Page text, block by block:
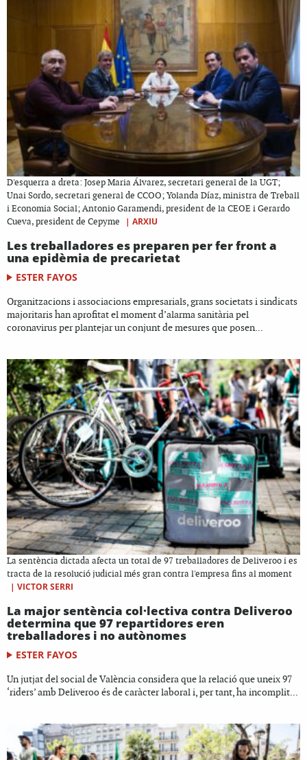
D'esquerra a dreta: Josep Maria Álvarez, secretari general de la UGT;
Unai Sordo, secretari general de CCOO; Yolanda Díaz, ministra de Treball
i Economia Social; Antonio Garamendi, president de la CEOE i Gerardo
Cueva, president de Cepyme
| ARXIU
Les treballadores es preparen per fer front a
una epidèmia de precarietat
ESTER FAYOS
Organitzacions i associacions empresarials, grans societats i sindicats
majoritaris han aprofitat el moment d’alarma sanitària pel
coronavirus per plantejar un conjunt de mesures que posen...
La sentència dictada afecta un total de 97 treballadores de Deliveroo i es
tracta de la resolució judicial més gran contra l'empresa fins al moment
| VICTOR SERRI
La major sentència col·lectiva contra Deliveroo
determina que 97 repartidores eren
treballadores i no autònomes
ESTER FAYOS
Un jutjat del social de València considera que la relació que uneix 97
‘riders’ amb Deliveroo és de caràcter laboral i, per tant, ha incomplit...